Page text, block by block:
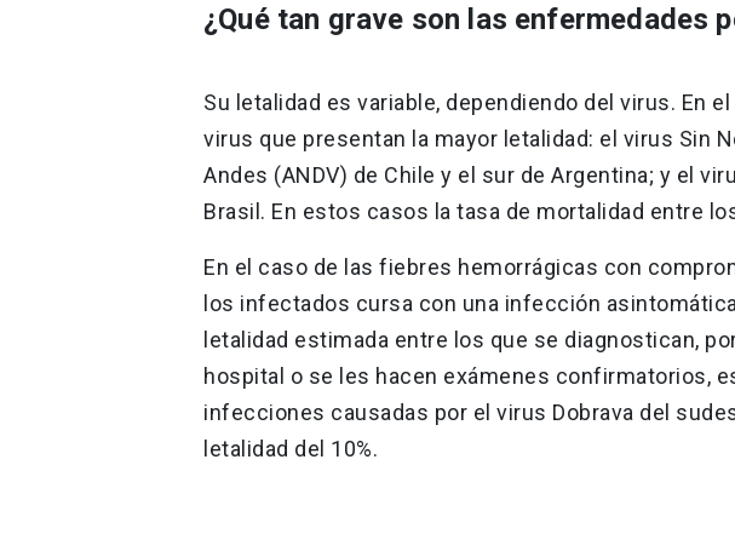
¿Qué tan grave son las enfermedades
Su letalidad es variable, dependiendo del virus. En
virus que presentan la mayor letalidad: el virus Sin
Andes (ANDV) de Chile y el sur de Argentina; y el
Brasil. En estos casos la tasa de mortalidad entre
En el caso de las fiebres hemorrágicas con
los infectados cursa con una infección
letalidad estimada entre los que se diagnostican,
hospital o se les hacen exámenes confirmatorios,
infecciones causadas por el virus Dobrava del
letalidad del 10%.